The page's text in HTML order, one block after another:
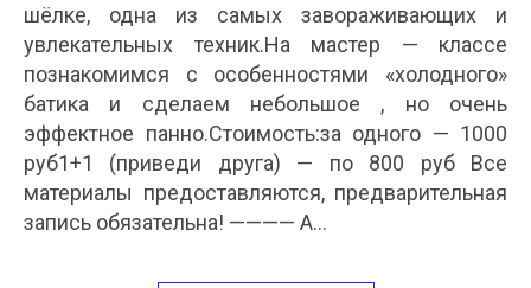
шёлке, одна из самых завораживающих и
увлекательных техник.На мастер — классе
познакомимся с особенностями «холодного»
батика и сделаем небольшое , но очень
эффектное панно.Стоимость:за одного — 1000
руб1+1 (приведи друга) — по 800 руб Все
материалы предоставляются, предварительная
запись обязательна! ———— А…